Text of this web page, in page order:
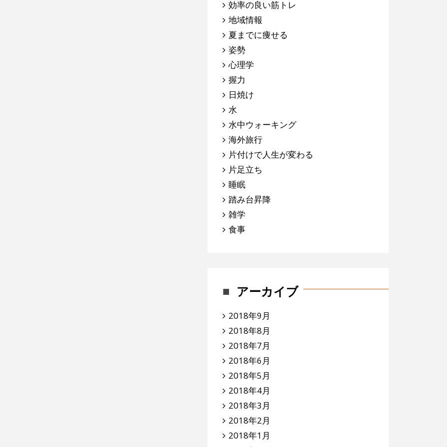
効率の良い筋トレ
地域情報
夏までに痩せる
姿勢
心理学
握力
日焼け
水
水中ウォーキング
海外旅行
片付けで人生が変わる
片足立ち
睡眠
踏み台昇降
雑学
食事
アーカイブ
2018年9月
2018年8月
2018年7月
2018年6月
2018年5月
2018年4月
2018年3月
2018年2月
2018年1月